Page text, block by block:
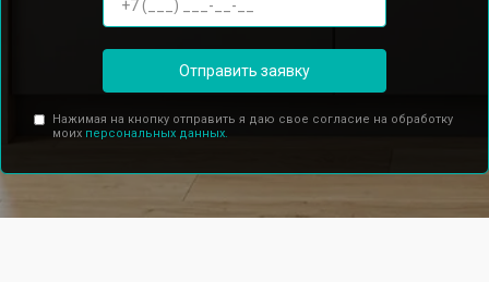
Отправить заявку
Нажимая на кнопку отправить я даю свое согласие на обработку
моих персональных данных.